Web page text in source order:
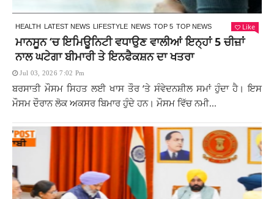
HEALTH LATEST NEWS LIFESTYLE NEWS TOP 5 TOP NEWS Like
ਮਾਨਸੂਨ ‘ਚ ਇਮਿਊਨਿਟੀ ਵਧਾਉਣ ਵਾਲੀਆਂ ਇਨ੍ਹਾਂ 5 ਚੀਜ਼ਾਂ
ਨਾਲ ਘਟੇਗਾ ਬੀਮਾਰੀ ਤੇ ਇਨਫੈਕਸ਼ਨ ਦਾ ਖਤਰਾ
Jul 03, 2026 7:02 Pm
ਬਰਸਾਤੀ ਮੌਸਮ ਸਿਹਤ ਲਈ ਖਾਸ ਤੌਰ ‘ਤੇ ਸੰਵੇਦਨਸ਼ੀਲ ਸਮਾਂ ਹੁੰਦਾ ਹੈ। ਇਸ
ਮੌਸਮ ਦੌਰਾਨ ਲੋਕ ਅਕਸਰ ਬਿਮਾਰ ਹੁੰਦੇ ਹਨ। ਮੌਸਮ ਵਿੱਚ ਨਮੀ...